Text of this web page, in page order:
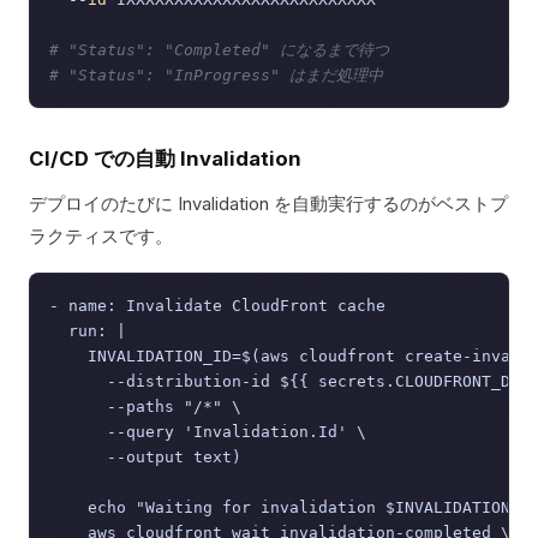
# "Status": "Completed" になるまで待つ
# "Status": "InProgress" はまだ処理中
CI/CD での自動 Invalidation
デプロイのたびに Invalidation を自動実行するのがベストプ
ラクティスです。
- name: Invalidate CloudFront cache
  run: |
INVALIDATION_ID=$(aws cloudfront create-
--distribution-id ${{
      --paths "/*" \
      --query 'Invalidation.Id' \
      --output text)
echo "Waiting for invalidation
    aws cloudfront wait invalidation-completed \